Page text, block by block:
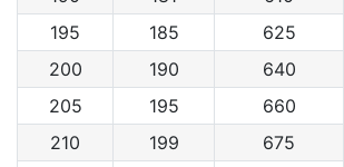
195
185
625
200
190 640
205
195 660
210
199 675